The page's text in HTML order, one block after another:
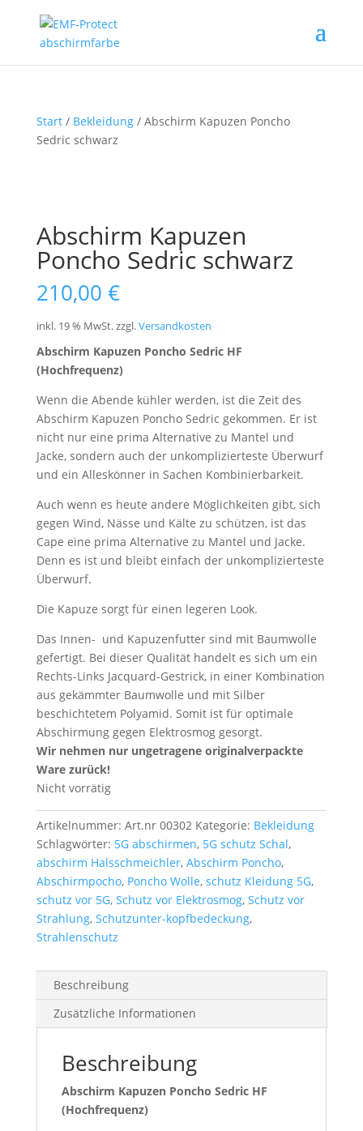
Start/ Bekleidung/ Abschirm Kapuzen Poncho
Sedric schwarz
Abschirm Kapuzen
Poncho Sedric schwarz
210,00 €
inkl. 19 % MwSt.zzgl.Versandkosten
Abschirm Kapuzen Poncho Sedric HF
(Hochfrequenz)
Wenn die Abende kühler werden, ist die Zeit des
Abschirm Kapuzen Poncho Sedric gekommen. Er ist
nicht nur eine prima Alternative zu Mantel und
Jacke, sondern auch der unkomplizierteste Überwurf
und ein Alleskönner in Sachen Kombinierbarkeit.
Auch wenn es heute andere Möglichkeiten gibt, sich
gegen Wind, Nässe und Kälte zu schützen, ist das
Cape eine prima Alternative zu Mantel und Jacke.
Denn es ist und bleibt einfach der unkomplizierteste
Überwurf.
Die Kapuze sorgt für einen legeren Look.
Das Innen- und Kapuzenfutter sind mit Baumwolle
gefertigt. Bei dieser Qualität handelt es sich um ein
Rechts-Links Jacquard-Gestrick, in einer Kombination
aus gekämmter Baumwolle und mit Silber
beschichtetem Polyamid. Somit ist für optimale
Abschirmung gegen Elektrosmog gesorgt.
Wir nehmen nur ungetragene originalverpackte
Ware zurück!
Nicht vorrätig
Artikelnummer: Art.nr 00302 Kategorie: Bekleidung
Schlagwörter: 5G abschirmen, 5G schutz Schal,
abschirm Halsschmeichler, Abschirm Poncho,
Abschirmpocho, Poncho Wolle, schutz Kleidung 5G,
schutz vor 5G, Schutz vor Elektrosmog, Schutz vor
Strahlung, Schutzunter-kopfbedeckung,
Strahlenschutz
Beschreibung
Zusätzliche Informationen
Beschreibung
Abschirm Kapuzen Poncho Sedric HF
(Hochfrequenz)